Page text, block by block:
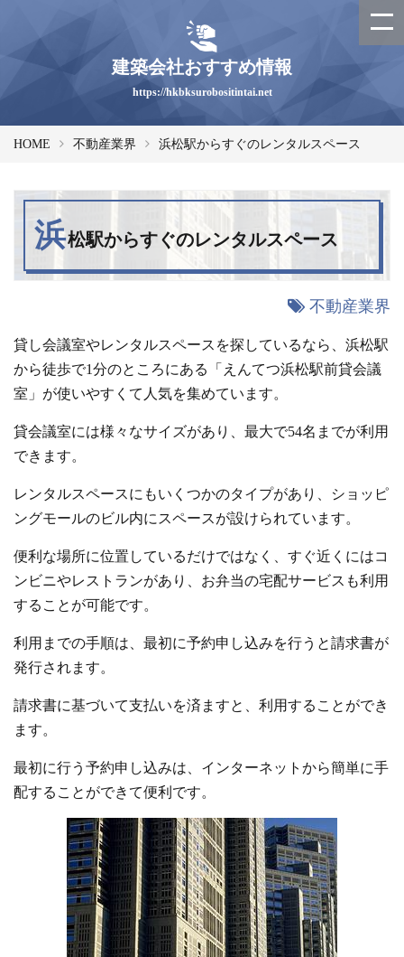
建築会社おすすめ情報
https://hkbksurobositintai.net
HOME 不動産業界 浜松駅からすぐのレンタルスペース
浜松駅からすぐのレンタルスペース
不動産業界
貸し会議室やレンタルスペースを探しているなら、浜松駅
から徒歩で1分のところにある「えんてつ浜松駅前貸会議
室」が使いやすくて人気を集めています。
貸会議室には様々なサイズがあり、最大で54名までが利用
できます。
レンタルスペースにもいくつかのタイプがあり、ショッピ
ングモールのビル内にスペースが設けられています。
便利な場所に位置しているだけではなく、すぐ近くにはコ
ンビニやレストランがあり、お弁当の宅配サービスも利用
することが可能です。
利用までの手順は、最初に予約申し込みを行うと請求書が
発行されます。
請求書に基づいて支払いを済ますと、利用することができ
ます。
最初に行う予約申し込みは、インターネットから簡単に手
配することができて便利です。